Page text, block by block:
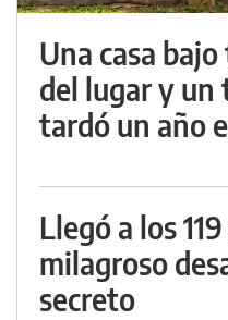
Una casa
del lugar y un
tardó un año
Llegó a los
milagroso
secreto